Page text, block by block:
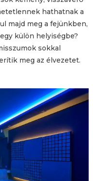
hathatnak a
majd meg a fejünkben,
külön helyiségbe?
sokkal
meg az élvezetet.